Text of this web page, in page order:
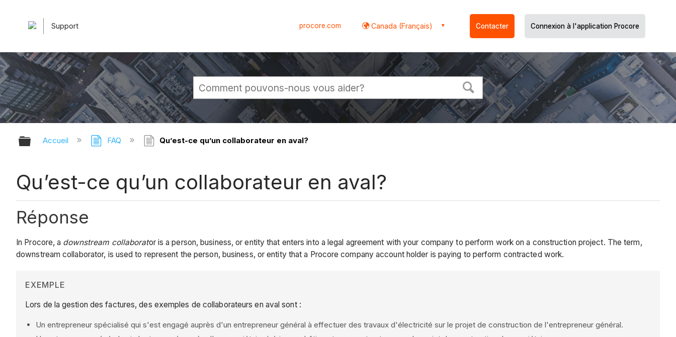
Support procore.com Canada (Français) Contacter Connexion à l'application Procore
Développer/réduire la hiérarchie globale
Accueil FAQ Qu’est-ce qu’un collaborateur en aval?
Qu’est-ce qu’un collaborateur en aval?
Réponse
In Procore, a downstream collaborator is a person, business, or entity that enters into a legal agreement with your company to perform work on a construction project. The term,
downstream collaborator, is used to represent the person, business, or entity that a Procore company account holder is paying to perform contracted work.
EXEMPLE
Lors de la gestion des factures, des exemples de collaborateurs en aval sont :
Un entrepreneur spécialisé qui s'est engagé auprès d'un entrepreneur général à effectuer des travaux d'électricité sur le projet de construction de l'entrepreneur général.